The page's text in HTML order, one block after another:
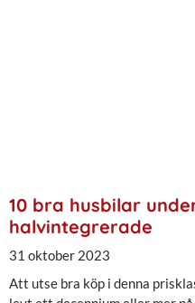
10 bra husbilar
halvintegrerade
31 oktober 2023
Att utse bra köp i denna